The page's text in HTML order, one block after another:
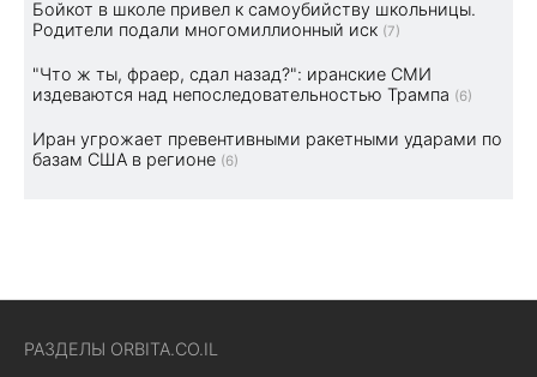
Бойкот в школе привел к самоубийству школьницы.
Родители подали многомиллионный иск (7)
"Что ж ты, фраер, сдал назад?": иранские СМИ
издеваются над непоследовательностью Трампа (6)
Иран угрожает превентивными ракетными ударами по
базам США в регионе (6)
РАЗДЕЛЫ ORBITA.CO.IL